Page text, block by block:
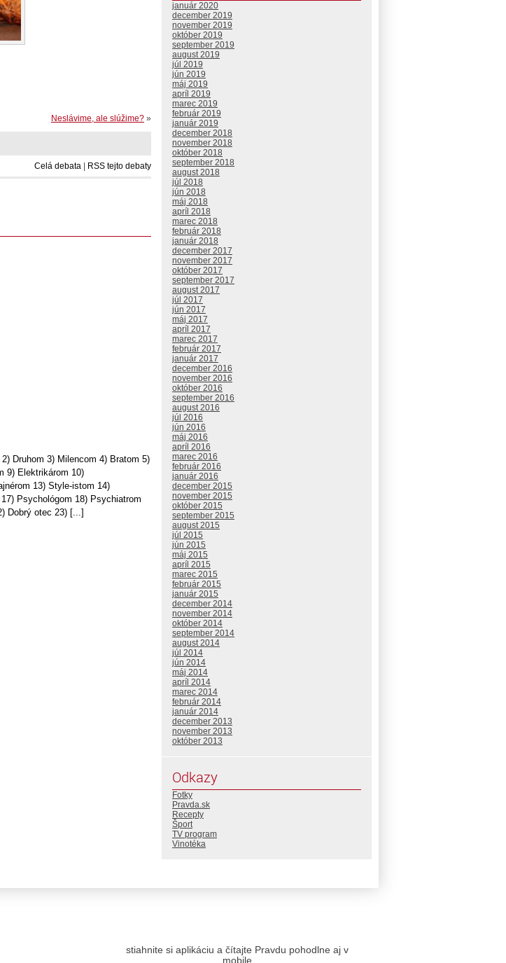
Neslávime, ale slúžime? »
Celá debata RSS tejto debaty
Druhom 3) Milencom 4) Bratom 5)
9) Elektrikárom 10)
13) Style-istom 14)
Psychológom 18) Psychiatrom
Dobrý otec 23) [...]
január 2020
december 2019
november 2019
október 2019
september 2019
august 2019
júl 2019
jún 2019
máj 2019
apríl 2019
marec 2019
február 2019
január 2019
december 2018
november 2018
október 2018
september 2018
august 2018
júl 2018
jún 2018
máj 2018
apríl 2018
marec 2018
február 2018
január 2018
december 2017
november 2017
október 2017
september 2017
august 2017
júl 2017
jún 2017
máj 2017
apríl 2017
marec 2017
február 2017
január 2017
december 2016
november 2016
október 2016
september 2016
august 2016
júl 2016
jún 2016
máj 2016
apríl 2016
marec 2016
február 2016
január 2016
december 2015
november 2015
október 2015
september 2015
august 2015
júl 2015
jún 2015
máj 2015
apríl 2015
marec 2015
február 2015
január 2015
december 2014
november 2014
október 2014
september 2014
august 2014
júl 2014
jún 2014
máj 2014
apríl 2014
marec 2014
február 2014
január 2014
december 2013
november 2013
október 2013
Odkazy
Fotky
Pravda.sk
Recepty
Šport
TV program
Vinotéka
stiahnite si aplikáciu a čítajte Pravdu pohodlne aj v
mobile